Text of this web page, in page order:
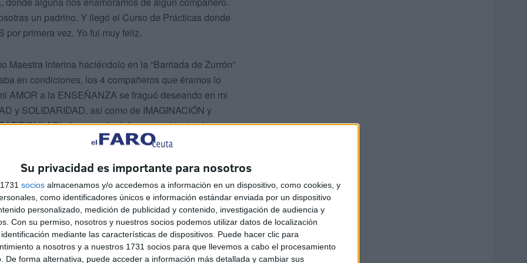
Su privacidad es importante para nosotros
socios almacenamos y/o accedemos a información en un dispositivo, como cookies, y
como identificadores únicos e información estándar enviada por un dispositivo
personalizado, medición de publicidad y contenido, investigación de audiencia y
Con su permiso, nosotros y nuestros socios podemos utilizar datos de localización
mediante las características de dispositivos. Puede hacer clic para
a nosotros y a nuestros 1731 socios para que llevemos a cabo el procesamiento
De forma alternativa, puede acceder a información más detallada y cambiar sus
un padrino. Y llegó el Curso de Prácticas donde
primera vez. Yo fui muy feliz.
Maestra interina haciéndolo en la “Barriada de Zurrón”
en condiciones, los 4 compañeros que éramos lo
AMOR a la ENSEÑANZA se fraguó deseando en mi
y SOLIDARIDAD, así como de IMAGINACIÓN y
algo que duró durante toda mi vida como
siempre y sigue gustando. Maestro de albañil,
en ZURRÓN utilizaba mi imaginación y
me aportaban y enseñaban, estos se sentían
clases muy dinámicas y con sentido del HUMOR,
unos alumnos se quedaban en el patio de recreo yo
les daba una vuelta por los alrededores como si
Fue aquí donde me di cuenta de lo que me